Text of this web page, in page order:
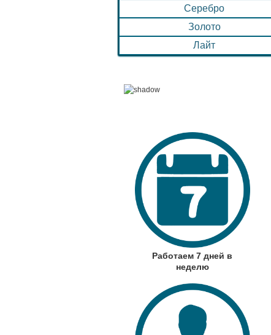
Серебро
Золото
Лайт
Работаем 7 дней в
неделю